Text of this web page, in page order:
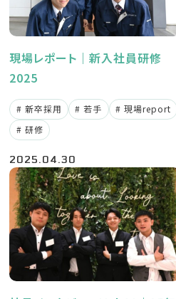
現場レポート｜新入社員研修
2025
新卒採用 若手
現場report
研修
2025.04.30